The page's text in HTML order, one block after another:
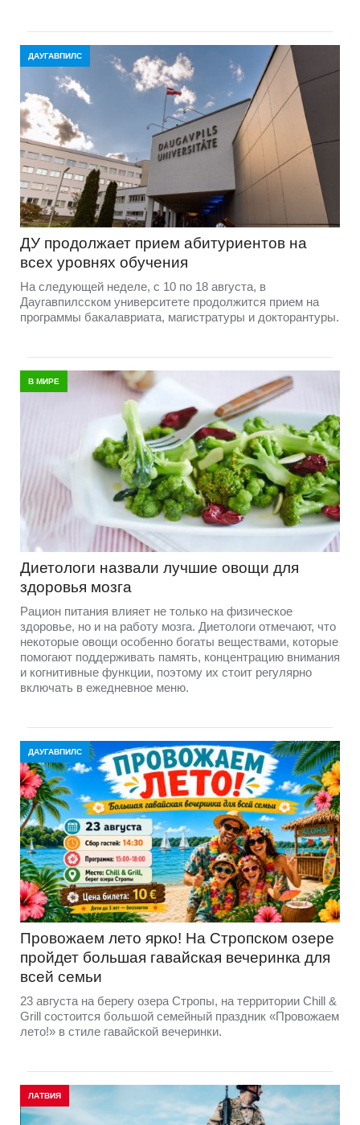
ДАУГАВПИЛС
ДУ продолжает прием абитуриентов на
всех уровнях обучения
На следующей неделе, с 10 по 18 августа, в
Даугавпилсском университете продолжится прием на
программы бакалавриата, магистратуры и докторантуры.
В МИРЕ
Диетологи назвали лучшие овощи для
здоровья мозга
Рацион питания влияет не только на физическое
здоровье, но и на работу мозга. Диетологи отмечают, что
некоторые овощи особенно богаты веществами, которые
помогают поддерживать память, концентрацию внимания
и когнитивные функции, поэтому их стоит регулярно
включать в ежедневное меню.
ДАУГАВПИЛС
Провожаем лето ярко! На Стропском озере
пройдет большая гавайская вечеринка для
всей семьи
23 августа на берегу озера Стропы, на территории Chill &
Grill состоится большой семейный праздник «Провожаем
лето!» в стиле гавайской вечеринки.
ЛАТВИЯ